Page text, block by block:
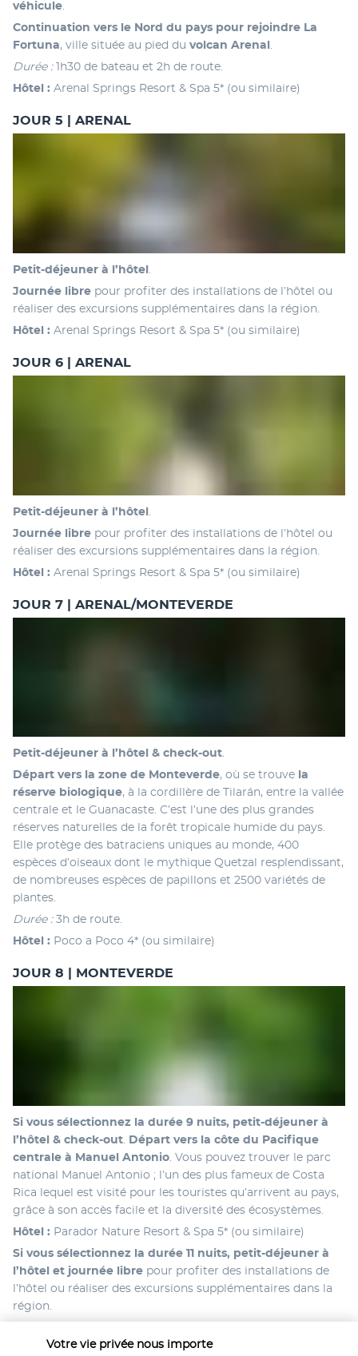
véhicule.
Continuation vers le Nord du pays pour rejoindre La
Fortuna, ville située au pied du volcan Arenal .
Durée : 1h30 de bateau et 2h de route.
Hôtel : Arenal Springs Resort & Spa 5* (ou similaire)
JOUR 5 | ARENAL
Petit-déjeuner à l’hôtel
Journée libre pour profiter des installations de l’hôtel ou
réaliser des excursions supplémentaires dans la région.
Hôtel : Arenal Springs Resort & Spa 5* (ou similaire)
JOUR 6 | ARENAL
Petit-déjeuner à l’hôtel
Journée libre pour profiter des installations de l’hôtel ou
réaliser des excursions supplémentaires dans la région.
Hôtel : Arenal Springs Resort & Spa 5* (ou similaire)
JOUR 7 | ARENAL/MONTEVERDE
Petit-déjeuner à l’hôtel & check-out.
Départ vers la zone de Monteverde, où se trouve la
réserve biologique, à la cordillère de Tilarán, entre la vallée
centrale et le Guanacaste. C’est l’une des plus grandes
réserves naturelles de la forêt tropicale humide du pays.
Elle protège des batraciens uniques au monde, 400
espèces d’oiseaux dont le mythique Quetzal resplendissant,
de nombreuses espèces de papillons et 2500 variétés de
plantes.
Durée : 3h de route.
Hôtel : Poco a Poco 4* (ou similaire)
JOUR 8 | MONTEVERDE
Si vous sélectionnez la durée 9 nuits, petit-déjeuner à
l’hôtel & check-out. Départ vers la côte du Pacifique
centrale à Manuel Antonio. Vous pouvez trouver le parc
national Manuel Antonio ; l’un des plus fameux de Costa
Rica lequel est visité pour les touristes qu’arrivent au pays,
grâce à son accès facile et la diversité des écosystèmes.
Hôtel : Parador Nature Resort & Spa 5* (ou similaire)
Si vous sélectionnez la durée 11 nuits, petit-déjeuner à
l’hôtel et journée libre pour profiter des installations de
l’hôtel ou réaliser des excursions supplémentaires dans la
région.
Votre vie privée nous importe